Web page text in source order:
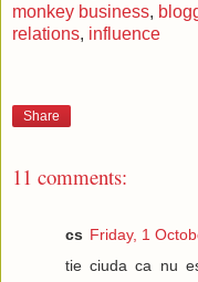
I typically compensate
the post.
S.
I have never done
I am a bit confused, I
Cheers,
monkey business,
relations, influence
Share
11 comments:
cs Friday, 1
tie ciuda ca nu